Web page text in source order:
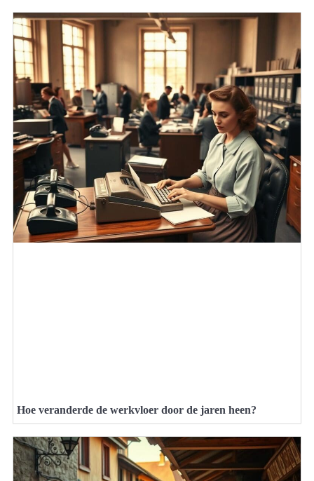
Hoe veranderde de werkvloer door de jaren heen?